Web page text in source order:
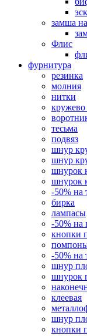
замша
Флис
фурнитура
резинка
молния
нитки
кружево
тесьма
подвяз
шнур
шнур
шнурок
шнурок
-50% на
бирка
лампасы
-50% на
кнопки
-50% на
шнур
шнурок
клеевая
шнур
кнопки